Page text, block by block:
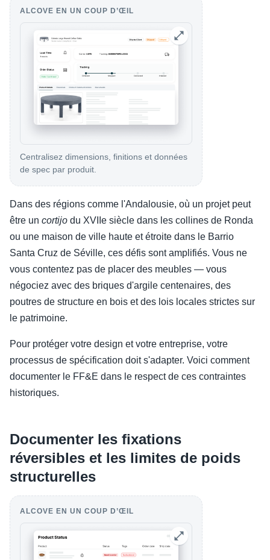
ALCOVE EN UN COUP D’ŒIL
Centralisez dimensions, finitions et données
de spec par produit.
Dans des régions comme l'Andalousie, où un projet peut
être un cortijo du XVIIe siècle dans les collines de Ronda
ou une maison de ville haute et étroite dans le Barrio
Santa Cruz de Séville, ces défis sont amplifiés. Vous ne
vous contentez pas de placer des meubles — vous
négociez avec des briques d'argile centenaires, des
poutres de structure en bois et des lois locales strictes sur
le patrimoine.
Pour protéger votre design et votre entreprise, votre
processus de spécification doit s'adapter. Voici comment
documenter le FF&E dans le respect de ces contraintes
historiques.
Documenter les fixations
réversibles et les limites de poids
structurelles
ALCOVE EN UN COUP D’ŒIL